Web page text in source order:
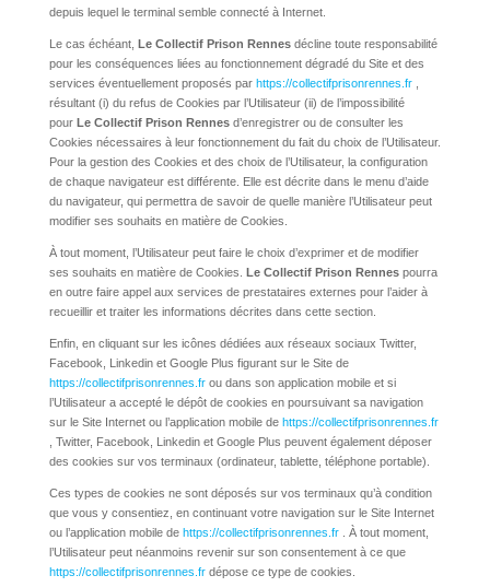
depuis lequel le terminal semble connecté à Internet.
Le cas échéant, Le Collectif Prison Rennesdécline toute responsabilité
pour les conséquences liées au fonctionnement dégradé du Site et des
services éventuellement proposés par https://collectifprisonrennes.fr,
résultant (i) du refus de Cookies par l’Utilisateur (ii) de l’impossibilité
pour Le Collectif Prison Rennesd’enregistrer ou de consulter les
Cookies nécessaires à leur fonctionnement du fait du choix de l’Utilisateur.
Pour la gestion des Cookies et des choix de l’Utilisateur, la configuration
de chaque navigateur est différente. Elle est décrite dans le menu d’aide
du navigateur, qui permettra de savoir de quelle manière l’Utilisateur peut
modifier ses souhaits en matière de Cookies.
À tout moment, l’Utilisateur peut faire le choix d’exprimer et de modifier
ses souhaits en matière de Cookies. Le Collectif Prison Rennespourra
en outre faire appel aux services de prestataires externes pour l’aider à
recueillir et traiter les informations décrites dans cette section.
Enfin, en cliquant sur les icônes dédiées aux réseaux sociaux Twitter,
Facebook, Linkedin et Google Plus figurant sur le Site de
https://collectifprisonrennes.frou dans son application mobile et si
l’Utilisateur a accepté le dépôt de cookies en poursuivant sa navigation
sur le Site Internet ou l’application mobile de https://collectifprisonrennes.fr
, Twitter, Facebook, Linkedin et Google Plus peuvent également déposer
des cookies sur vos terminaux (ordinateur, tablette, téléphone portable).
Ces types de cookies ne sont déposés sur vos terminaux qu’à condition
que vous y consentiez, en continuant votre navigation sur le Site Internet
ou l’application mobile de https://collectifprisonrennes.fr. À tout moment,
l’Utilisateur peut néanmoins revenir sur son consentement à ce que
https://collectifprisonrennes.frdépose ce type de cookies.